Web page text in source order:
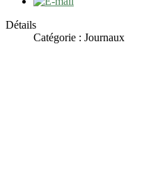
Détails
Catégorie : Journaux